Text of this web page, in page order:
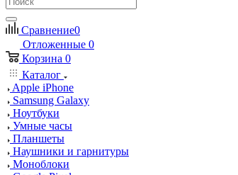
Сравнение0
Отложенные 0
Корзина 0
Каталог
Apple iPhone
Samsung Galaxy
Ноутбуки
Умные часы
Планшеты
Наушники и гарнитуры
Моноблоки